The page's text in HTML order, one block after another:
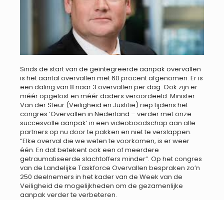
Sinds de start van de geïntegreerde aanpak overvallen
is het aantal overvallen met 60 procent afgenomen. Er is
een daling van 8 naar 3 overvallen per dag. Ook zijn er
méér opgelost en méér daders veroordeeld. Minister
Van der Steur (Veiligheid en Justitie) riep tijdens het
congres ‘Overvallen in Nederland – verder met onze
succesvolle aanpak’ in een videoboodschap aan alle
partners op nu door te pakken en niet te verslappen.
“Elke overval die we weten te voorkomen, is er weer
één. En dat betekent ook een of meerdere
getraumatiseerde slachtoffers minder”. Op het congres
van de Landelijke Taskforce Overvallen bespraken zo’n
250 deelnemers in het kader van de Week van de
Veiligheid de mogelijkheden om de gezamenlijke
aanpak verder te verbeteren.